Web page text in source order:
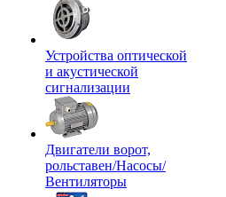
Устройства оптической
и акустической
сигнализации
Двигатели ворот,
рольставен/Насосы/
Вентиляторы